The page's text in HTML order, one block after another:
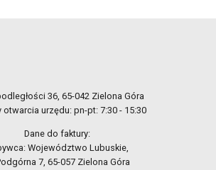
36, 65-042 Zielona Góra
otwarcia urzędu: pn-pt: 7:30 - 15:30
Dane do faktury:
Województwo Lubuskie,
7, 65-057 Zielona Góra